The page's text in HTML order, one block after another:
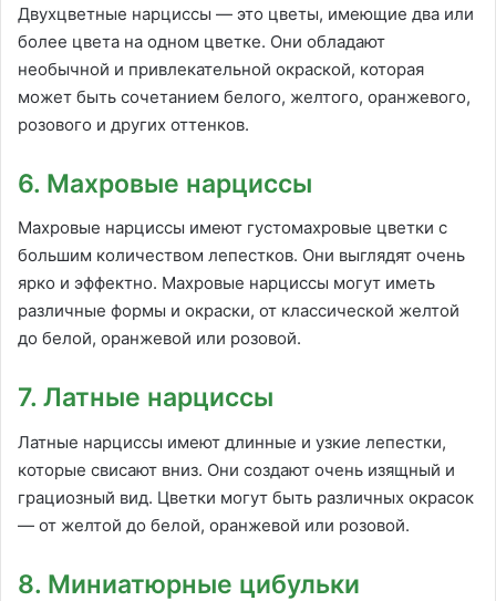
Двухцветные нарциссы — это цветы, имеющие два или
более цвета на одном цветке. Они обладают
необычной и привлекательной окраской, которая
может быть сочетанием белого, желтого, оранжевого,
розового и других оттенков.
6. Махровые нарциссы
Махровые нарциссы имеют густомахровые цветки с
большим количеством лепестков. Они выглядят очень
ярко и эффектно. Махровые нарциссы могут иметь
различные формы и окраски, от классической желтой
до белой, оранжевой или розовой.
7. Латные нарциссы
Латные нарциссы имеют длинные и узкие лепестки,
которые свисают вниз. Они создают очень изящный и
грациозный вид. Цветки могут быть различных окрасок
— от желтой до белой, оранжевой или розовой.
8. Миниатюрные цибульки